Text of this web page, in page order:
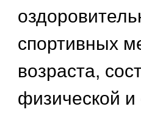
спортивных
возраста,
физической и